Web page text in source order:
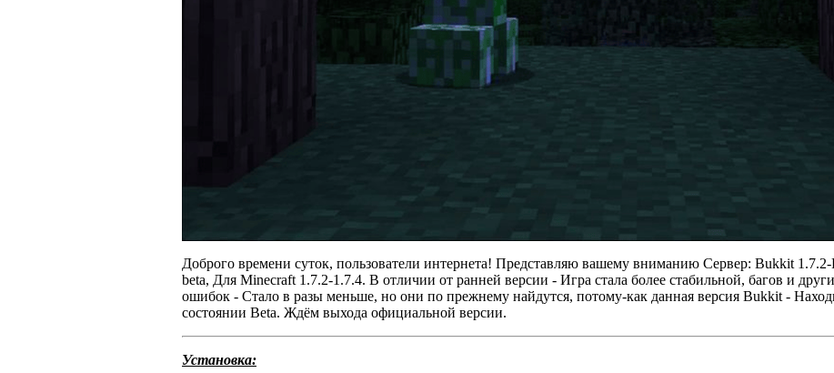
Доброго времени суток, пользователи интернета! Представляю вашему вниманию Сервер: Bukkit
beta, Для Minecraft 1.7.2-1.7.4. В отличии от ранней версии - Игра стала более стабильной, багов и
ошибок - Стало в разы меньше, но они по прежнему найдутся, потому-как данная версия Bukkit -
состоянии Beta. Ждём выхода официальной версии.
Установка: